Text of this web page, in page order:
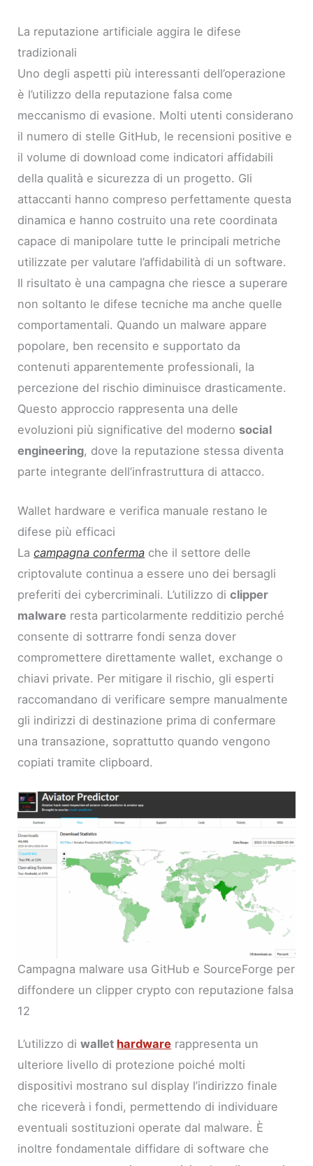
La reputazione artificiale aggira le difese
tradizionali
Uno degli aspetti più interessanti dell’operazione
è l’utilizzo della reputazione falsa come
meccanismo di evasione. Molti utenti considerano
il numero di stelle GitHub, le recensioni positive e
il volume di download come indicatori affidabili
della qualità e sicurezza di un progetto. Gli
attaccanti hanno compreso perfettamente questa
dinamica e hanno costruito una rete coordinata
capace di manipolare tutte le principali metriche
utilizzate per valutare l’affidabilità di un software.
Il risultato è una campagna che riesce a superare
non soltanto le difese tecniche ma anche quelle
comportamentali. Quando un malware appare
popolare, ben recensito e supportato da
contenuti apparentemente professionali, la
percezione del rischio diminuisce drasticamente.
Questo approccio rappresenta una delle
evoluzioni più significative del moderno social
engineering, dove la reputazione stessa diventa
parte integrante dell’infrastruttura di attacco.
Wallet hardware e verifica manuale restano le
difese più efficaci
Lacampagna conferma che il settore delle
criptovalute continua a essere uno dei bersagli
preferiti dei cybercriminali. L’utilizzo diclipper
malware resta particolarmente redditizio perché
consente di sottrarre fondi senza dover
compromettere direttamente wallet, exchange o
chiavi private. Per mitigare il rischio, gli esperti
raccomandano di verificare sempre manualmente
gli indirizzi di destinazione prima di confermare
una transazione, soprattutto quando vengono
copiati tramite clipboard.
Campagna malware usa GitHub e SourceForge per
diffondere un clipper crypto con reputazione falsa
12
L’utilizzo diwallet hardware rappresenta un
ulteriore livello di protezione poiché molti
dispositivi mostrano sul display l’indirizzo finale
che riceverà i fondi, permettendo di individuare
eventuali sostituzioni operate dal malware. È
inoltre fondamentale diffidare di software che